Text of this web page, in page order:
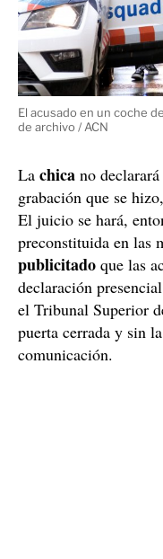
El acusado en un coche
de archivo / ACN
La chica no
grabación que se
El juicio se hará,
preconstituida en las
publicitado que las
declaración
el Tribunal Superior
puerta cerrada y sin
comunicación.